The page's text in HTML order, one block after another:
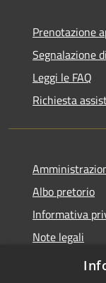
Prenotazione
Segnalazione
Leggi le FAQ
Richiesta
Albo pretorio
Informativa
Note legali
Dichiarazione